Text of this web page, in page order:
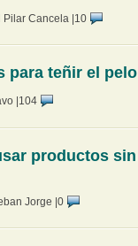
Cancela | 10
para teñir el pelo
| 104
productos sin
Jorge | 0